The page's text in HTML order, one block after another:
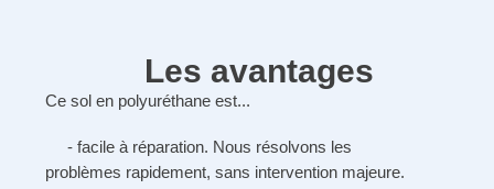
Les avantages
Ce sol en polyuréthane est...
- facile à réparation. Nous résolvons les
problèmes rapidement, sans intervention majeure.